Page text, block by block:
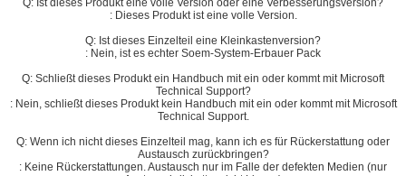
Q: Ist dieses Produkt eine volle Version oder eine Verbesserungsversion?
: Dieses Produkt ist eine volle Version.
Q: Ist dieses Einzelteil eine Kleinkastenversion?
: Nein, ist es echter Soem-System-Erbauer Pack
Q: Schließt dieses Produkt ein Handbuch mit ein oder kommt mit Microsoft
Technical Support?
: Nein, schließt dieses Produkt kein Handbuch mit ein oder kommt mit Microsoft
Technical Support.
Q: Wenn ich nicht dieses Einzelteil mag, kann ich es für Rückerstattung oder
Austausch zurückbringen?
: Keine Rückerstattungen. Austausch nur im Falle der defekten Medien (nur